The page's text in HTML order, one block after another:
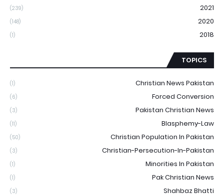
2021
(239)
2020
(148)
2018
(1)
TOPICS
Christian News Pakistan
(1)
Forced Conversion
(6)
Pakistan Christian News
(3)
Blasphemy-Law
(11)
Christian Population In Pakistan
(50)
Christian-Persecution-In-Pakistan
(3)
Minorities In Pakistan
(1)
Pak Christian News
(1)
Shahbaz Bhatti
(3)